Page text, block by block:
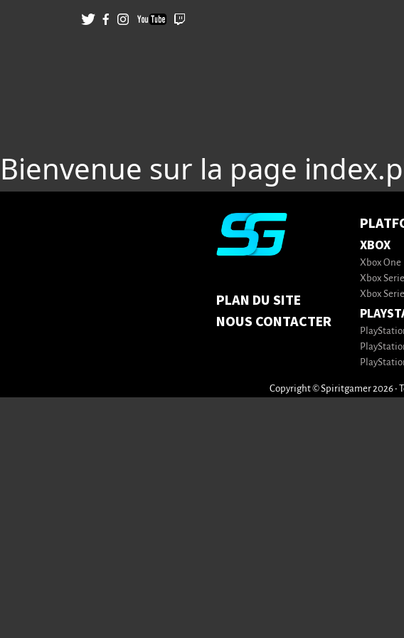
Bienvenue sur la page
PLAN DU SITE
NOUS CONTACTER
XBOX
Xbox One
Xbox
Xbox
Copyright © Spiritgamer 2026 •